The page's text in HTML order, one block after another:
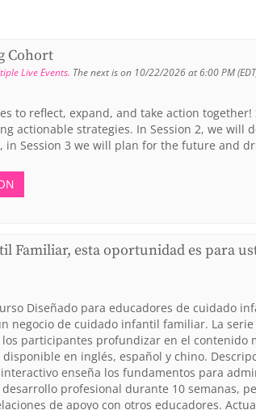
Cohort
Live Events. The next is on 10/22/2026 at 6:00 PM
to reflect, expand, and take action together!
actionable strategies. In Session 2, we will
in Session 3 we will plan for the future and
Familiar, esta oportunidad es para
Diseñado para educadores de cuidado
negocio de cuidado infantil familiar. La
participantes profundizar en el contenido
en inglés, español y chino.
enseña los fundamentos para
profesional durante 10 semanas,
de apoyo con otros educadores.